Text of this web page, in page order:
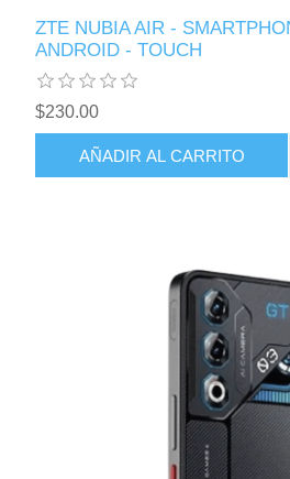
ZTE NUBIA AIR -
ANDROID - TOUCH
$230.00
AÑADIR AL CARRITO